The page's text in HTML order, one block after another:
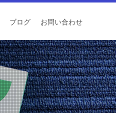
ブログ お問い合わせ